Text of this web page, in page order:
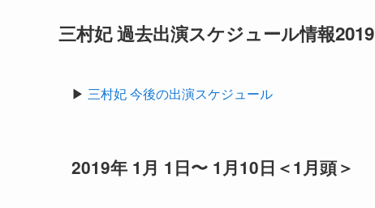
三村妃 過去出演スケジュール情報2019
▶︎ 三村妃 今後の出演スケジュール
2019年 1月 1日〜 1月10日＜1月頭＞